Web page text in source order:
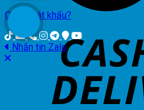
Quên mật khẩu?
Nhắn tin Zalo